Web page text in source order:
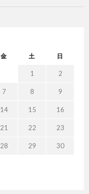
金 土 日
1 2
7 8 9
14 15 16
21 22 23
28 29 30